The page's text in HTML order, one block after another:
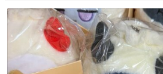
ト
数
数